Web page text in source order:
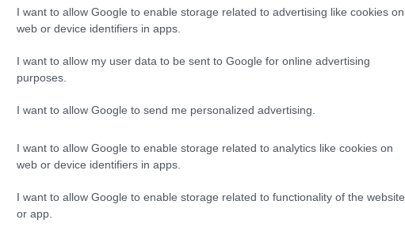
I want to allow Google to enable storage related to advertising like cookies on
web or device identifiers in apps.
I want to allow my user data to be sent to Google for online advertising
purposes.
I want to allow Google to send me personalized advertising.
I want to allow Google to enable storage related to analytics like cookies on
web or device identifiers in apps.
I want to allow Google to enable storage related to functionality of the website
or app.
Skiskyting